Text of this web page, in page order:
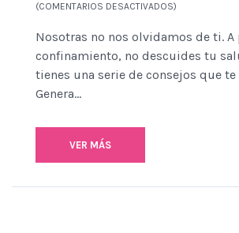
(COMENTARIOS DESACTIVADOS)
Nosotras no nos olvidamos de ti. A
confinamiento, no descuides tu
tienes una serie de consejos que te
Genera...
VER MÁS